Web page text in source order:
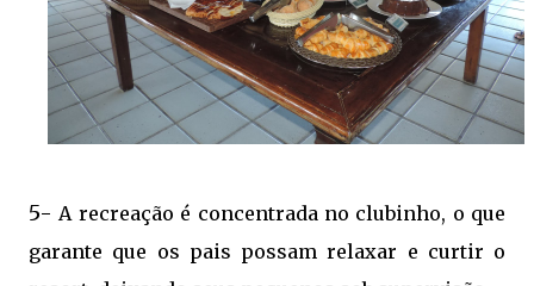
5- A recreação é concentrada no clubinho, o que
garante que os pais possam relaxar e curtir o